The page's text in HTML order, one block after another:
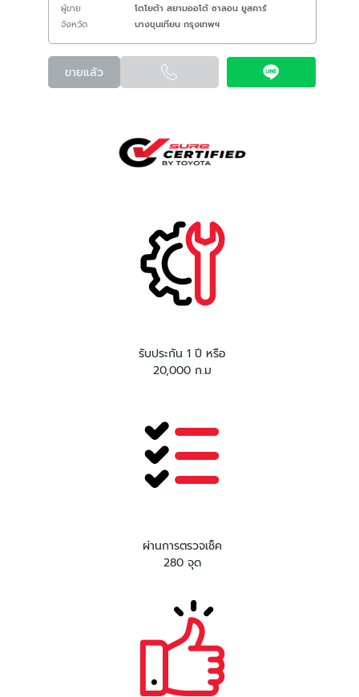
ผู้ขาย
โตโยต้า สยามออโต้ ซาลอน ยูสคาร์
จังหวัด
บางขุนเทียน กรุงเทพฯ
ขายแล้ว
รับประกัน 1 ปี หรือ
20,000 ก.ม
ผ่านการตรวจเช็ค
280 จุด